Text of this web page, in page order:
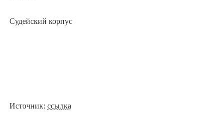
Судейский корпус
Источник: ссылка